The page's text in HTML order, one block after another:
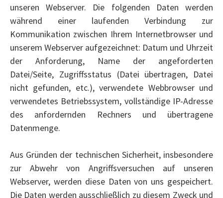
unseren Webserver. Die folgenden Daten werden
während einer laufenden Verbindung zur
Kommunikation zwischen Ihrem Internetbrowser und
unserem Webserver aufgezeichnet: Datum und Uhrzeit
der Anforderung, Name der angeforderten
Datei/Seite, Zugriffsstatus (Datei übertragen, Datei
nicht gefunden, etc.), verwendete Webbrowser und
verwendetes Betriebssystem, vollständige IP-Adresse
des anfordernden Rechners und übertragene
Datenmenge.
Aus Gründen der technischen Sicherheit, insbesondere
zur Abwehr von Angriffsversuchen auf unseren
Webserver, werden diese Daten von uns gespeichert.
Die Daten werden ausschließlich zu diesem Zweck und